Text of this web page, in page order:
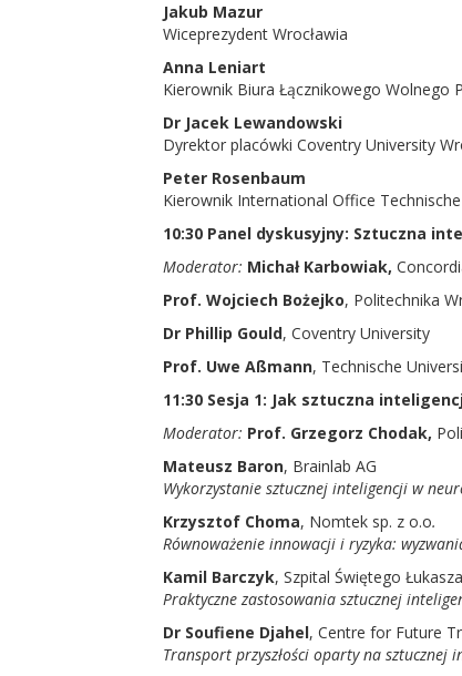
Jakub Mazur
Wiceprezydent Wrocławia
Anna Leniart
Kierownik Biura Łącznikowego Wolnego
Dr Jacek Lewandowski
Dyrektor placówki Coventry University
Peter Rosenbaum
Kierownik International Office
10:30 Panel dyskusyjny: Sztuczna
Moderator: Michał Karbowiak,
Prof. Wojciech Bożejko, Politechnika
Dr Phillip Gould, Coventry University
Prof. Uwe Aßmann, Technische
11:30 Sesja 1: Jak sztuczna
Moderator: Prof. Grzegorz Chodak,
Mateusz Baron, Brainlab AG
Wykorzystanie sztucznej inteligencji w
Krzysztof Choma, Nomtek sp. z o.o.
Równoważenie innowacji i ryzyka:
Kamil Barczyk, Szpital Świętego
Praktyczne zastosowania sztucznej
Dr Soufiene Djahel, Centre for Future
Transport przyszłości oparty na sztucznej